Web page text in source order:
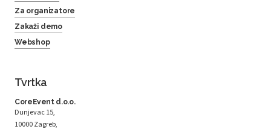
Za organizatore
Zakaži demo
Webshop
Tvrtka
CoreEvent d.o.o.
Dunjevac 15,
10000 Zagreb,